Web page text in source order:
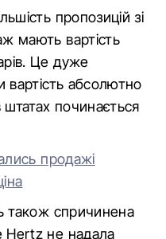
пропозицій зі
мають вартість
Це дуже
вартість абсолютно
починається
продажі
також спричинена
не надала